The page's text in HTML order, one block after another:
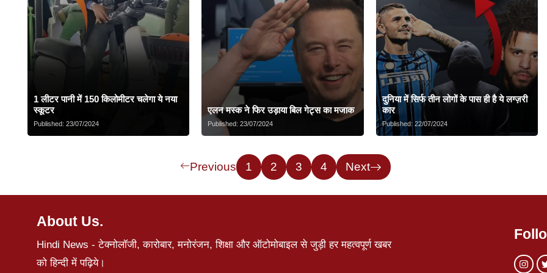
1 लीटर पानी में 150 किलोमीटर चलेगा ये नया
स्कूटर
Published: 23/07/2024
एलन मस्क ने फिर उड़ाया बिल गेट्स का मजाक
Published:23/07/2024
दुनिया में सिर्फ तीन लोगों के पास ही है ये लग्ज़री
कार
Published: 22/07/2024
Previous 1 2 3 4 Next
About Us.
Hindi News - टेक्नोलॉजी, कारोबार, मनोरंजन, शिक्षा और ऑटोमोबाइल से जुड़ी हर महत्वपूर्ण खबर
को हिन्दी में पढ़िये।